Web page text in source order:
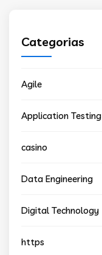
Categorias
Agile
Application Testing
casino
Data Engineering
Digital Technology
https